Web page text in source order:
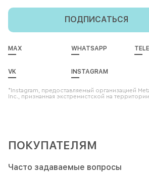
ПОДПИСАТЬСЯ
MAX WHATSAPP
VK INSTAGRAM
*Instagram, предоставляемый организацией
Inc., признанная экстремистской на
ПОКУПАТЕЛЯМ
Часто задаваемые вопросы